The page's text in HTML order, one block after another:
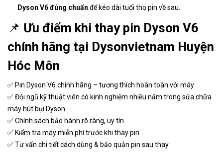
Dyson V6 đúng chuẩn để kéo dài tuổi thọ pin về sau.
📌 Ưu điểm khi thay pin Dyson V6
chính hãng tại Dysonvietnam Huyện
Hóc Môn
✅ Pin Dyson V6 chính hãng – tương thích hoàn toàn với máy
✅ Đội ngũ kỹ thuật viên có kinh nghiệm nhiều năm trong sửa chữa
máy hút bụi Dyson
✅ Chính sách bảo hành rõ ràng, uy tín
✅ Kiểm tra máy miễn phí trước khi thay pin
✅ Tư vấn chi tiết cách dùng & bảo quản pin sau thay